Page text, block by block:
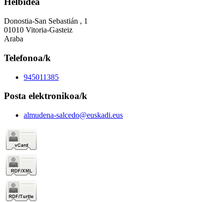
Donostia-San Sebastián , 1
01010 Vitoria-Gasteiz
Araba
Telefonoa/k
945011385
Posta elektronikoa/k
almudena-salcedo@euskadi.eus